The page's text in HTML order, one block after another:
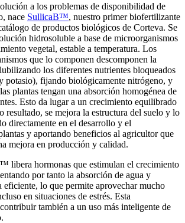
a los problemas de disponibilidad de
nace SullicaB™, nuestro primer biofertilizante
de productos biológicos de Corteva. Se
hidrosoluble a base de microorganismos
vegetal, estable a temperatura. Los
que lo componen descomponen la
los diferentes nutrientes bloqueados
potasio), fijando biológicamente nitró­geno, y
plantas tengan una absorción homogénea de
Esto da lugar a un crecimiento equili­brado
resultado, se mejora la estructura del suelo y lo
directamente en el desarrollo y el
y aportando beneficios al agricultor que
mejora en producción y calidad.
libera hormonas que estimulan el crecimiento
por tanto la absorción de agua y
eficiente, lo que permite aprovechar mucho
en situaciones de estrés. Esta
también a un uso más inteligente de